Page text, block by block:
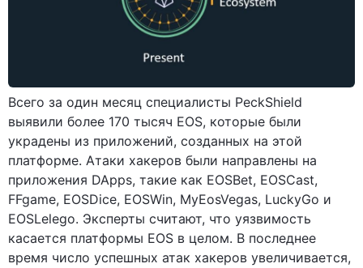
Всего за один месяц специалисты PeckShield
выявили более 170 тысяч EOS, которые были
украдены из приложений, созданных на этой
платформе. Атаки хакеров были направлены на
приложения DApps, такие как EOSBet, EOSCast,
FFgame, EOSDice, EOSWin, MyEosVegas, LuckyGo и
EOSLelego. Эксперты считают, что уязвимость
касается платформы EOS в целом. В последнее
время число успешных атак хакеров увеличивается,